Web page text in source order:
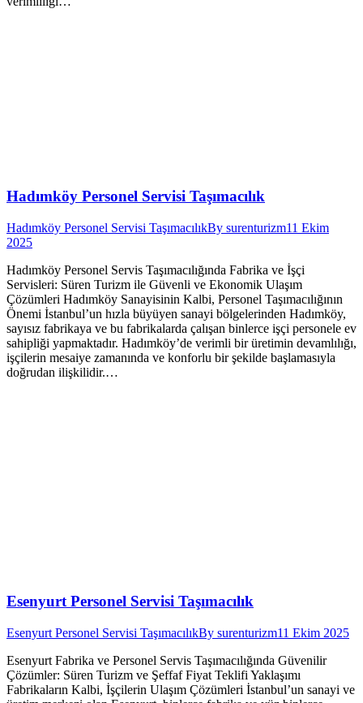
Hadımköy Personel Servisi Taşımacılık
Hadımköy Personel Servisi TaşımacılıkBy surenturizm11 Ekim
2025
Hadımköy Personel Servis Taşımacılığında Fabrika ve İşçi
Servisleri: Süren Turizm ile Güvenli ve Ekonomik Ulaşım
Çözümleri Hadımköy Sanayisinin Kalbi, Personel Taşımacılığının
Önemi İstanbul’un hızla büyüyen sanayi bölgelerinden Hadımköy,
sayısız fabrikaya ve bu fabrikalarda çalışan binlerce işçi personele ev
sahipliği yapmaktadır. Hadımköy’de verimli bir üretimin devamlılığı,
işçilerin mesaiye zamanında ve konforlu bir şekilde başlamasıyla
doğrudan ilişkilidir.…
Esenyurt Personel Servisi Taşımacılık
Esenyurt Personel Servisi TaşımacılıkBy surenturizm11 Ekim 2025
Esenyurt Fabrika ve Personel Servis Taşımacılığında Güvenilir
Çözümler: Süren Turizm ve Şeffaf Fiyat Teklifi Yaklaşımı
Fabrikaların Kalbi, İşçilerin Ulaşım Çözümleri İstanbul’un sanayi ve